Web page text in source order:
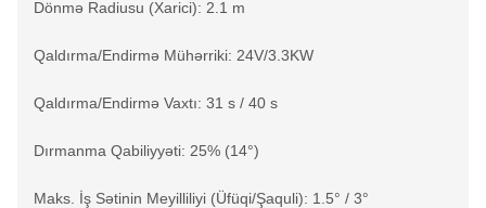
Dönmə Radiusu (Xarici): 2.1 m
Qaldırma/Endirmə Mühərriki: 24V/3.3KW
Qaldırma/Endirmə Vaxtı: 31 s / 40 s
Dırmanma Qabiliyyəti: 25% (14°)
Maks. İş Sətinin Meyilliliyi (Üfüqi/Şaquli): 1.5° / 3°